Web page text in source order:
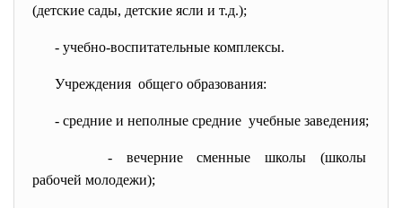
(детские сады, детские ясли и т.д.);
- учебно-воспитательные комплексы.
Учреждения общего образования:
- средние и неполные средние учебные заведения;
- вечерние сменные школы (школы
рабочей молодежи);